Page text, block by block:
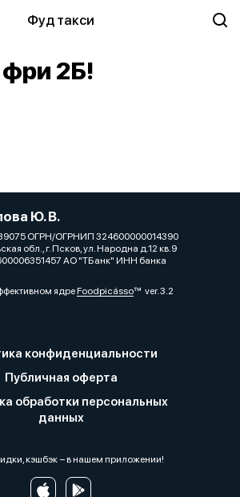
Фуд такси
2Б!
Ю. В.
ОГРН/ОГРНИП 324600000014390
обл., г. Псков, ул. Народна д.12 кв.9
АО "ТБанк" ИНН банка
ядреFoodpicássover. 3.2
конфиденциальности
Публичная оферта
обработки персональных
данных
кэшбэк − в нашем приложении!